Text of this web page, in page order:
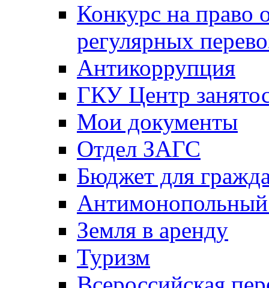
Конкурс на право
регулярных
Антикоррупция
ГКУ Центр
Мои документы
Отдел ЗАГС
Бюджет для
Антимонопольный
Земля в аренду
Туризм